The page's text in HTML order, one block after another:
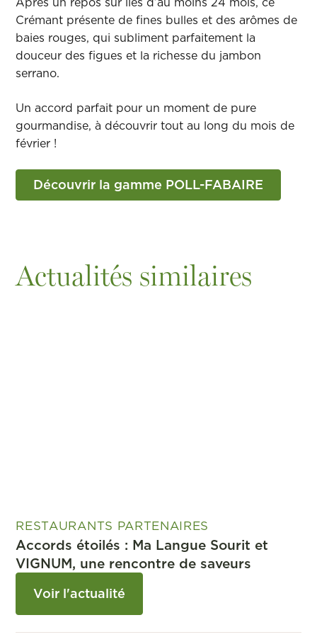
Crémant présente de fines bulles et des arômes de
baies rouges, qui subliment parfaitement la
douceur des figues et la richesse du jambon
serrano.
Un accord parfait pour un moment de pure
gourmandise, à découvrir tout au long du mois de
février !
Découvrir la gamme POLL-FABAIRE
Actualités similaires
RESTAURANTS PARTENAIRES
Accords étoilés : Ma Langue Sourit et
VIGNUM, une rencontre de saveurs
Voir l'actualité